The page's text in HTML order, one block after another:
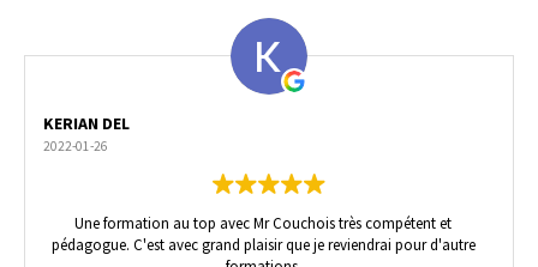
KERIAN DEL
2022-01-26
Une formation au top avec Mr Couchois très compétent et
pédagogue. C'est avec grand plaisir que je reviendrai pour d'autre